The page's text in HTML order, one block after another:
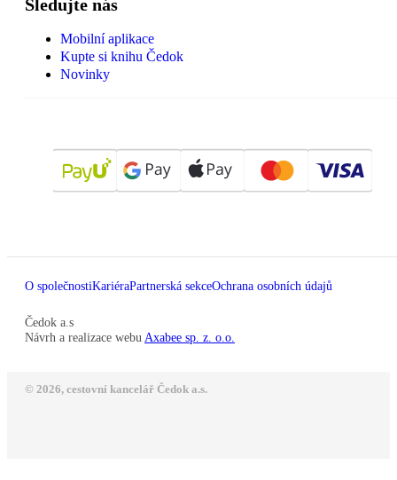
Sledujte nás
Mobilní aplikace
Kupte si knihu Čedok
Novinky
O společnostiKariéraPartnerská sekceOchrana osobních údajů
Čedok a.s
Návrh a realizace webu Axabee sp. z. o.o.
© 2026, cestovní kancelář Čedok a.s.